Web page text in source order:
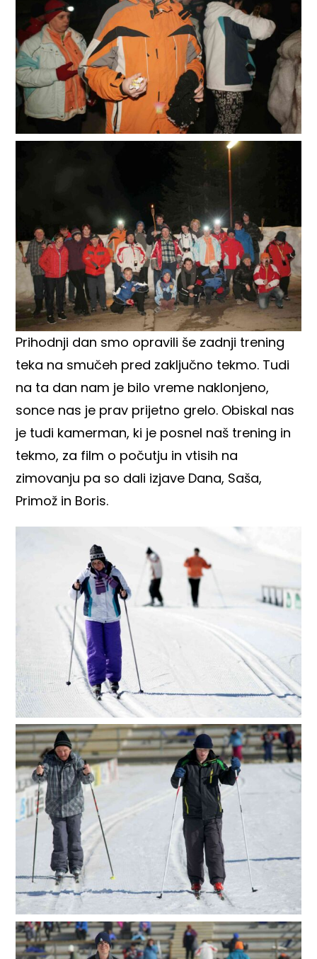
Prihodnji dan smo opravili še zadnji trening
teka na smučeh pred zaključno tekmo. Tudi
na ta dan nam je bilo vreme naklonjeno,
sonce nas je prav prijetno grelo. Obiskal nas
je tudi kamerman, ki je posnel naš trening in
tekmo, za film o počutju in vtisih na
zimovanju pa so dali izjave Dana, Saša,
Primož in Boris.